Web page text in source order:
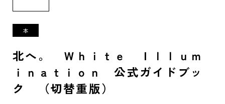
北へ。 Ｗｈｉｔｅ Ｉｌｌｕｍ
ｉｎａｔｉｏｎ 公式ガイドブッ
ク （切替重版）